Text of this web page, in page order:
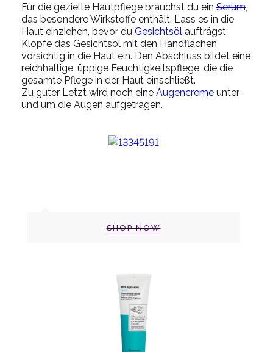
Für die gezielte Hautpflege brauchst du ein Serum
das besondere Wirkstoffe enthält. Lass es in die
Haut einziehen, bevor du Gesichtsöl aufträgst.
Klopfe das Gesichtsöl mit den Handflächen
vorsichtig in die Haut ein. Den Abschluss bildet eine
reichhaltige, üppige Feuchtigkeitspflege, die die
gesamte Pflege in der Haut einschließt.
Zu guter Letzt wird noch eine Augencreme unter
und um die Augen aufgetragen.
SHOP NOW